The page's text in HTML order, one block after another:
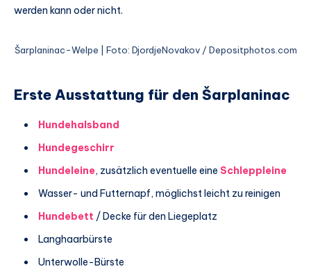
werden kann oder nicht.
Šarplaninac-Welpe | Foto: DjordjeNovakov / Depositphotos.com
Erste Ausstattung für den Šarplaninac
Hundehalsband
Hundegeschirr
Hundeleine, zusätzlich eventuelle eine Schleppleine
Wasser- und Futternapf, möglichst leicht zu reinigen
Hundebett / Decke für den Liegeplatz
Langhaarbürste
Unterwolle-Bürste